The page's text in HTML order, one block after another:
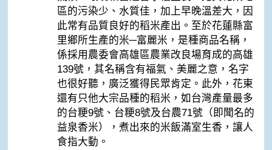
區的污染少、水質佳，加上早晚溫差大，因
此常有品質良好的稻米產出。至於花蓮縣富
里鄉所生產的米─富麗米，是種商品名稱，
係採用農委會高雄區農業改良場育成的高雄
139號，其名稱含有福氣、美麗之意，名字
也很好聽，廣泛獲得民眾肯定。此外，花東
還有只他大宗品種的稻米，如台灣產量最多
的台粳9號、台粳8號及台農71號（即聞名的
益泉香米），煮出來的米飯滿室生香，讓人
食指大動。